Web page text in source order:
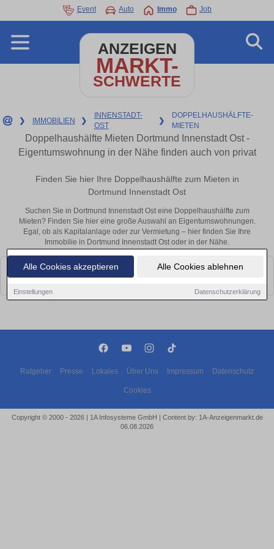
Alle Cookies akzeptieren Alle Cookies ablehnen
Einstellungen Datenschutzerklärung
Event Auto Immo Job
ANZEIGEN
MARKT-
SCHWERTE
❯ IMMOBILIEN ❯
INNENSTADT-
OST
❯
DOPPELHAUSHÄLFTE-
MIETEN
Doppelhaushälfte Mieten Dortmund Innenstadt Ost -
Eigentumswohnung in der Nähe finden auch von privat
Finden Sie hier Ihre Doppelhaushälfte zum Mieten in
Dortmund Innenstadt Ost
Suchen Sie in Dortmund Innenstadt Ost eine Doppelhaushälfte zum
Mieten? Finden Sie hier eine große Auswahl an Eigentumswohnungen.
Egal, ob als Kapitalanlage oder zur Vermietung – hier finden Sie Ihre
Immobilie in Dortmund Innenstadt Ost oder in der Nähe.
Leider konnten wir derzeit keine passenden Objekte finden. Schauen Sie
Ratgeber Presse Lokales Über Uns Impressum Datenschutz
Cookies
Copyright © 2000 - 2026 | 1A Infosysteme GmbH | Content by: 1A-Anzeigenmarkt.de
06.08.2026